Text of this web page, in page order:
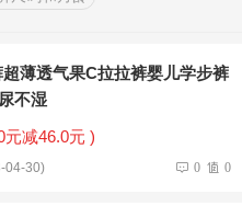
薄透气果C拉拉裤婴儿学步裤
不湿
元减46.0元 )
04-30) 0 0